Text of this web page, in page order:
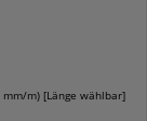
mm/m) [Länge wählbar]